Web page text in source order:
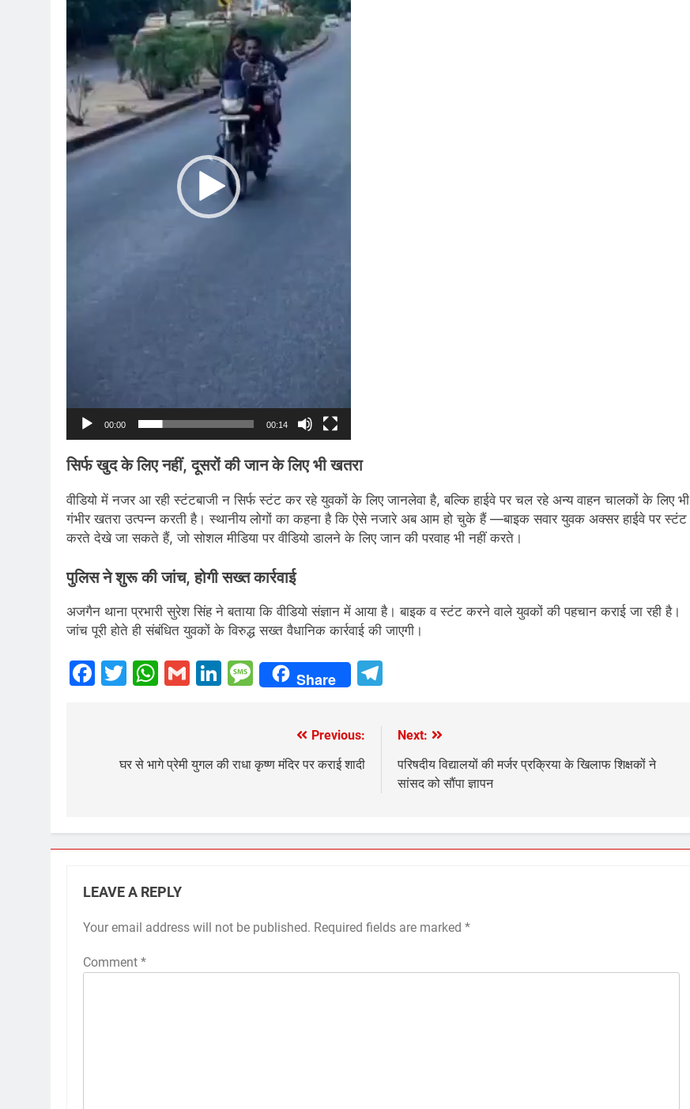
00:00 00:14
सिर्फ खुद के लिए नहीं, दूसरों की जान के लिए भी खतरा
वीडियो में नजर आ रही स्टंटबाजी न सिर्फ स्टंट कर रहे युवकों के लिए जानलेवा है, बल्कि हाईवे पर चल रहे अन्य वाहन चालकों के लिए भी
गंभीर खतरा उत्पन्न करती है। स्थानीय लोगों का कहना है कि ऐसे नजारे अब आम हो चुके हैं —बाइक सवार युवक अक्सर हाईवे पर स्टंट
करते देखे जा सकते हैं, जो सोशल मीडिया पर वीडियो डालने के लिए जान की परवाह भी नहीं करते।
पुलिस ने शुरू की जांच, होगी सख्त कार्रवाई
अजगैन थाना प्रभारी सुरेश सिंह ने बताया कि वीडियो संज्ञान में आया है। बाइक व स्टंट करने वाले युवकों की पहचान कराई जा रही है।
जांच पूरी होते ही संबंधित युवकों के विरुद्ध सख्त वैधानिक कार्रवाई की जाएगी।
Facebook
Twitter
WhatsApp
GmailLinkedIn
Message
Share
navigation
Previous:
घर से भागे प्रेमी युगल की राधा कृष्ण मंदिर पर कराई शादी
Next:
परिषदीय विद्यालयों की मर्जर प्रक्रिया के खिलाफ शिक्षकों ने
सांसद को सौंपा ज्ञापन
LEAVE A REPLY
Your email address will not be published. Required fields are marked *
Comment *